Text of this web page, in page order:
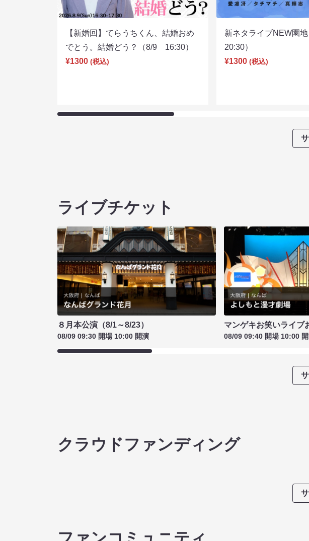
【新婚回】てらうちくん、結婚おめ
でとう。結婚どう？（8/9 16:30）
¥1300 (税込)
新ネタライブNEW園
20:30）
¥1300 (税込)
ライブチケット
８月本公演（8/1～8/23）
08/09 09:30 開場 10:00 開演
マンゲキお笑いライブ
08/09 09:40 開場 10:00
クラウドファンディング